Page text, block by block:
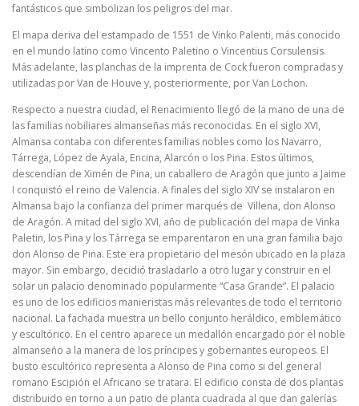
fantásticos que simbolizan los peligros del mar.
El mapa deriva del estampado de 1551 de Vinko Palenti, más conocido
en el mundo latino como Vincento Paletino o Vincentius Corsulensis.
Más adelante, las planchas de la imprenta de Cock fueron compradas y
utilizadas por Van de Houve y, posteriormente, por Van Lochon.
Respecto a nuestra ciudad, el Renacimiento llegó de la mano de una de
las familias nobiliares almanseñas más reconocidas. En el siglo XVI,
Almansa contaba con diferentes familias nobles como los Navarro,
Tárrega, López de Ayala, Encina, Alarcón o los Pina. Estos últimos,
descendían de Ximén de Pina, un caballero de Aragón que junto a Jaime
I conquistó el reino de Valencia. A finales del siglo XIV se instalaron en
Almansa bajo la confianza del primer marqués de Villena, don Alonso
de Aragón. A mitad del siglo XVI, año de publicación del mapa de Vinka
Paletin, los Pina y los Tárrega se emparentaron en una gran familia bajo
don Alonso de Pina. Este era propietario del mesón ubicado en la plaza
mayor. Sin embargo, decidió trasladarlo a otro lugar y construir en el
solar un palacio denominado popularmente “Casa Grande”. El palacio
es uno de los edificios manieristas más relevantes de todo el territorio
nacional. La fachada muestra un bello conjunto heráldico, emblemático
y escultórico. En el centro aparece un medallón encargado por el noble
almanseño a la manera de los príncipes y gobernantes europeos. El
busto escultórico representa a Alonso de Pina como si del general
romano Escipión el Africano se tratara. El edificio consta de dos plantas
distribuido en torno a un patio de planta cuadrada al que dan galerías